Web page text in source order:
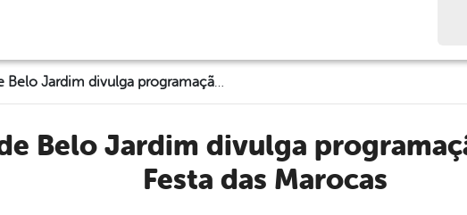
Festa das Marocas